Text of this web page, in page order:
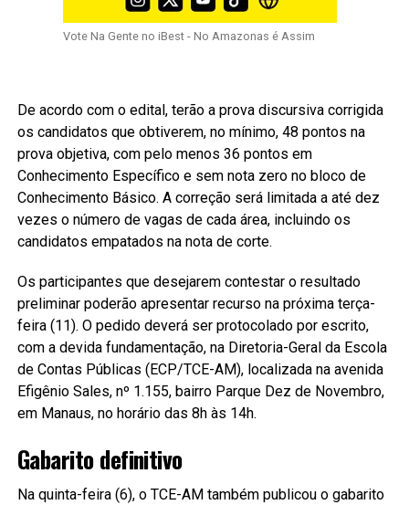
Vote Na Gente no iBest - No Amazonas é Assim
De acordo com o edital, terão a prova discursiva corrigida
os candidatos que obtiverem, no mínimo, 48 pontos na
prova objetiva, com pelo menos 36 pontos em
Conhecimento Específico e sem nota zero no bloco de
Conhecimento Básico. A correção será limitada a até dez
vezes o número de vagas de cada área, incluindo os
candidatos empatados na nota de corte.
Os participantes que desejarem contestar o resultado
preliminar poderão apresentar recurso na próxima terça-
feira (11). O pedido deverá ser protocolado por escrito,
com a devida fundamentação, na Diretoria-Geral da Escola
de Contas Públicas (ECP/TCE-AM), localizada na avenida
Efigênio Sales, nº 1.155, bairro Parque Dez de Novembro,
em Manaus, no horário das 8h às 14h.
Gabarito definitivo
Na quinta-feira (6), o TCE-AM também publicou o gabarito